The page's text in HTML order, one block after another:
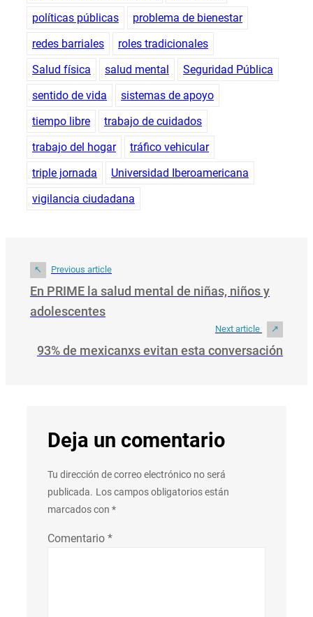
políticas públicas
problema de bienestar
redes barriales
roles tradicionales
Salud física
salud mental
Seguridad Pública
sentido de vida
sistemas de apoyo
tiempo libre
trabajo de cuidados
trabajo del hogar
tráfico vehicular
triple jornada
Universidad Iberoamericana
vigilancia ciudadana
Previous article
En PRIME la salud mental de niñas, niños y
adolescentes
Next article
93% de mexicanxs evitan esta conversación
Deja un comentario
Tu dirección de correo electrónico no será
publicada. Los campos obligatorios están
marcados con *
Comentario *